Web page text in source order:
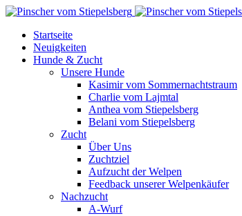
Startseite
Neuigkeiten
Hunde & Zucht
Unsere Hunde
Kasimir vom Sommernachtstraum
Charlie vom Lajmtal
Anthea vom Stiepelsberg
Belani vom Stiepelsberg
Zucht
Über Uns
Zuchtziel
Aufzucht der Welpen
Feedback unserer Welpenkäufer
Nachzucht
A-Wurf